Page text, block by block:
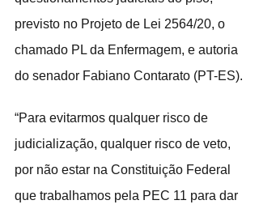
previsto no Projeto de Lei 2564/20, o
chamado PL da Enfermagem, e autoria
do senador Fabiano Contarato (PT-ES).
“Para evitarmos qualquer risco de
judicialização, qualquer risco de veto,
por não estar na Constituição Federal
que trabalhamos pela PEC 11 para dar